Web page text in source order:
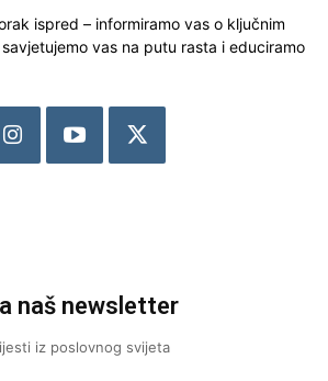
ispred – informiramo vas o ključnim
vas na putu rasta i educiramo
naš newsletter
iz poslovnog svijeta